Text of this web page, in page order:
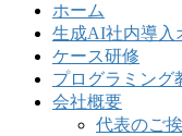
ホーム
生成AI社内導入
ケース研修
プログラミング
会社概要
代表のご